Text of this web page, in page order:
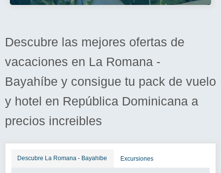
Descubre las mejores ofertas de
vacaciones en La Romana -
Bayahíbe y consigue tu pack de vuelo
y hotel en República Dominicana a
precios increibles
Descubre La Romana - Bayahibe Excursiones